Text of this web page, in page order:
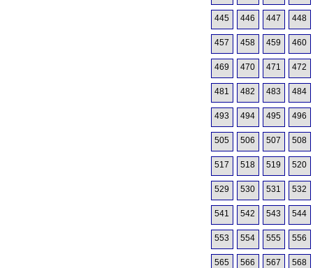
445 446 447 448
457 458 459 460
469 470 471 472
481 482 483 484
493 494 495 496
505 506 507 508
517 518 519 520
529 530 531 532
541 542 543 544
553 554 555 556
565 566 567 568